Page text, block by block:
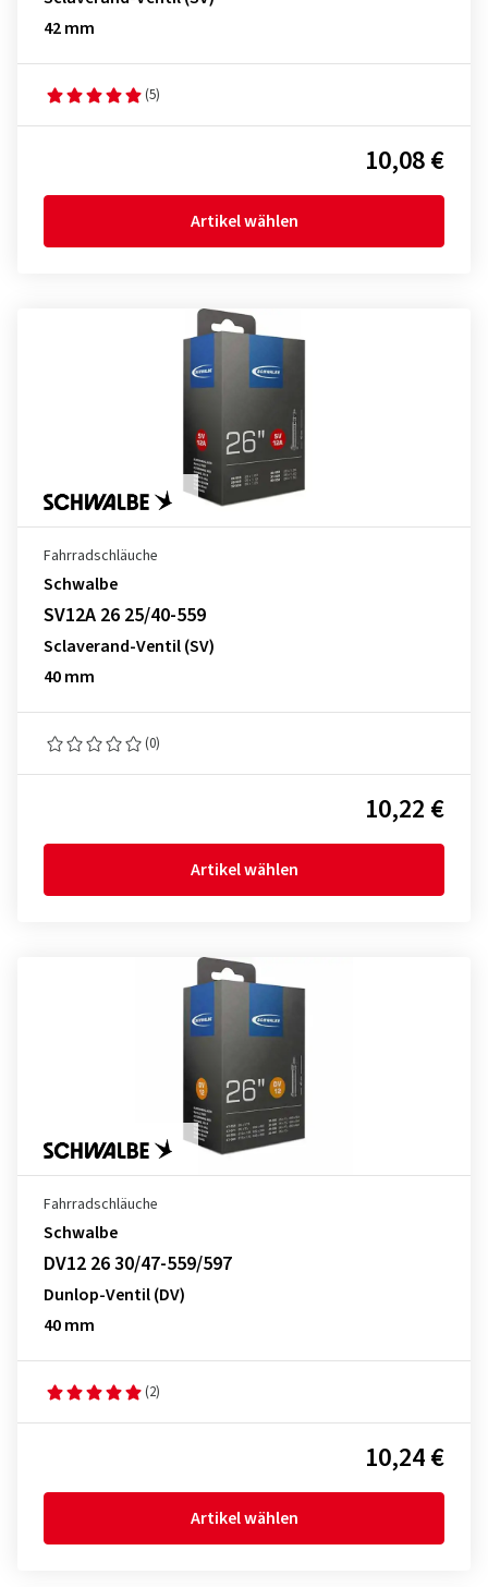
42 mm
(5)
10,08 €
Artikel wählen
Fahrradschläuche
Schwalbe
SV12A 26 25/40-559
Sclaverand-Ventil (SV)
40 mm
(0)
10,22 €
Artikel wählen
Fahrradschläuche
Schwalbe
DV12 26 30/47-559/597
Dunlop-Ventil (DV)
40 mm
(2)
10,24 €
Artikel wählen